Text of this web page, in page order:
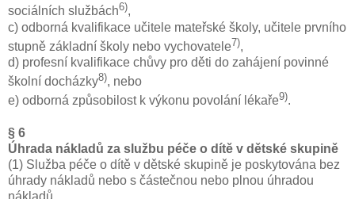
sociálních službách6),
c) odborná kvalifikace učitele mateřské školy, učitele prvního
stupně základní školy nebo vychovatele7),
d) profesní kvalifikace chůvy pro děti do zahájení povinné
školní docházky8), nebo
e) odborná způsobilost k výkonu povolání lékaře9).
§ 6
Úhrada nákladů za službu péče o dítě v dětské skupině
(1) Služba péče o dítě v dětské skupině je poskytována bez
úhrady nákladů nebo s částečnou nebo plnou úhradou
nákladů.